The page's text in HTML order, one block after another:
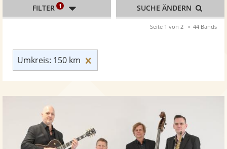
Umkreis: 150 km
FILTER 1 SUCHE ÄNDERN
Seite 1 von 2 44 Bands